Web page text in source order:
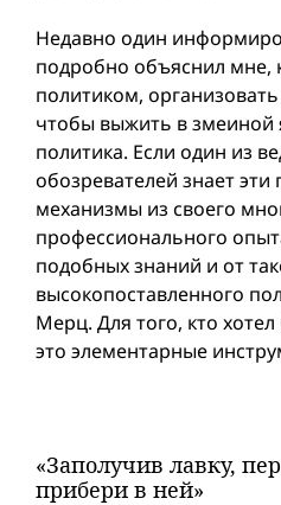
Недавно один
подробно объяснил мне,
политиком,
чтобы выжить в змеиной
политика. Если один из
обозревателей знает
механизмы из своего
профессионального
подобных знаний и от
высокопоставленного
Мерц. Для того, кто
это элементарные
«Заполучив лавку,
прибери в ней»